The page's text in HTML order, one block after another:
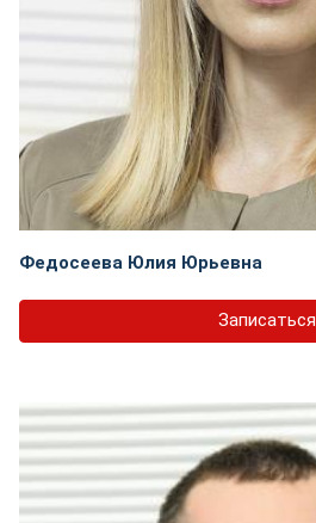
Федосеева Юлия Юрьевна
Записаться